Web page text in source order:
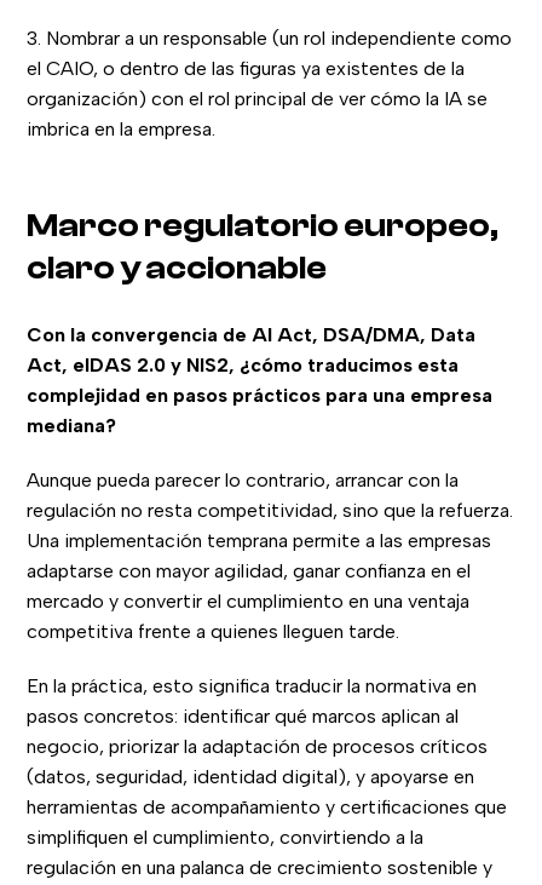
3. Nombrar a un responsable (un rol independiente como
el CAIO, o dentro de las figuras ya existentes de la
organización) con el rol principal de ver cómo la IA se
imbrica en la empresa.
Marco regulatorio europeo,
claro y accionable
Con la convergencia de AI Act, DSA/DMA, Data
Act, eIDAS 2.0 y NIS2, ¿cómo traducimos esta
complejidad en pasos prácticos para una empresa
mediana?
Aunque pueda parecer lo contrario, arrancar con la
regulación no resta competitividad, sino que la refuerza.
Una implementación temprana permite a las empresas
adaptarse con mayor agilidad, ganar confianza en el
mercado y convertir el cumplimiento en una ventaja
competitiva frente a quienes lleguen tarde.
En la práctica, esto significa traducir la normativa en
pasos concretos: identificar qué marcos aplican al
negocio, priorizar la adaptación de procesos críticos
(datos, seguridad, identidad digital), y apoyarse en
herramientas de acompañamiento y certificaciones que
simplifiquen el cumplimiento, convirtiendo a la
regulación en una palanca de crecimiento sostenible y